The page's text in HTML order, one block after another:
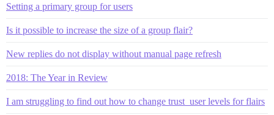
Setting a primary group for users
Is it possible to increase the size of a group flair?
New replies do not display without manual page refresh
2018: The Year in Review
I am struggling to find out how to change trust_user levels for flairs